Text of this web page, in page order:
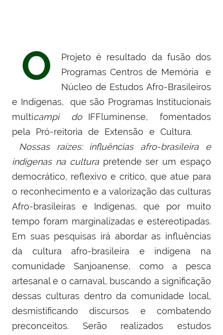
O
Projeto é resultado da fusão dos
Programas Centros de Memória e
Núcleo de Estudos Afro-Brasileiros
e Indígenas, que são Programas Institucionais
multicampi do IFFluminense, fomentados
pela Pró-reitoria de Extensão e Cultura.
Nossas raízes: influências afro-brasileira e
indígenas na cultura pretende ser um espaço
democrático, reflexivo e crítico, que atue para
o reconhecimento e a valorização das culturas
Afro-brasileiras e Indígenas, que por muito
tempo foram marginalizadas e estereotipadas.
Em suas pesquisas irá abordar as influências
da cultura afro-brasileira e indígena na
comunidade Sanjoanense, como a pesca
artesanal e o carnaval, buscando a significação
dessas culturas dentro da comunidade local,
desmistificando discursos e combatendo
preconceitos. Serão realizados estudos